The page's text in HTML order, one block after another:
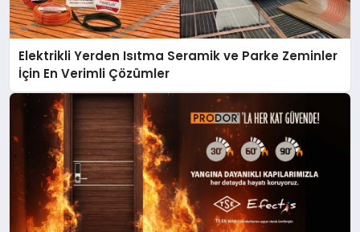
Elektrikli Yerden Isıtma Seramik ve Parke Zeminler
İçin En Verimli Çözümler